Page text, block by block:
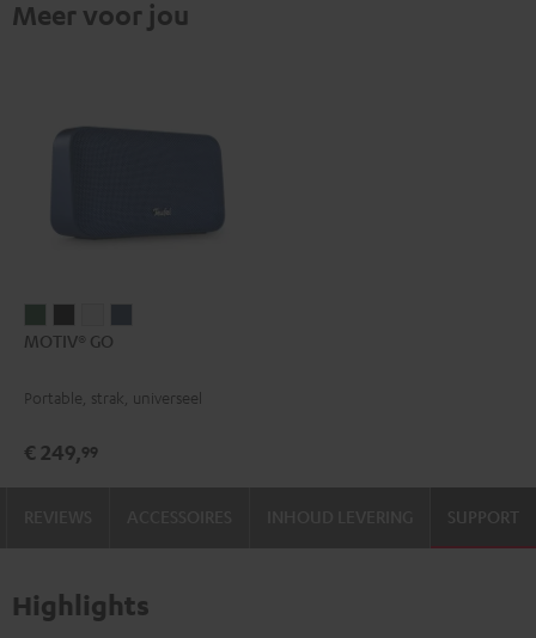
Meer voor jou
GO
green
GO
black
GO
Whiteblue
MOTIV® GO
Portable, strak, universeel
€ 249,99
SUPPORT
Highlights